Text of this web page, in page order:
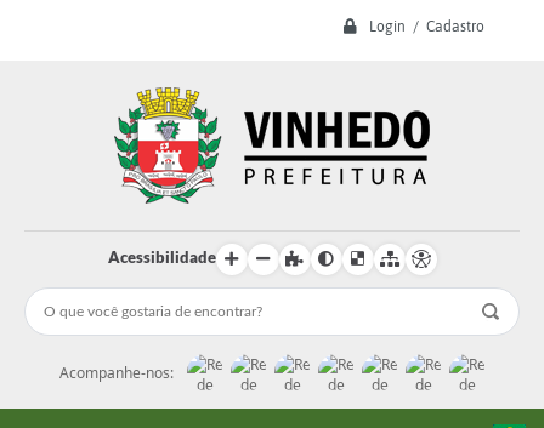
Login / Cadastro
Acessibilidade
Acompanhe-nos: